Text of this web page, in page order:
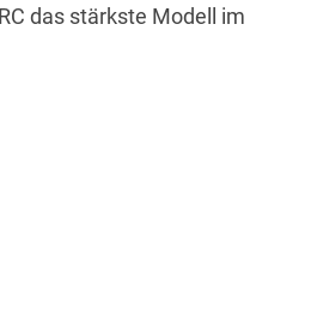
das stärkste Modell im